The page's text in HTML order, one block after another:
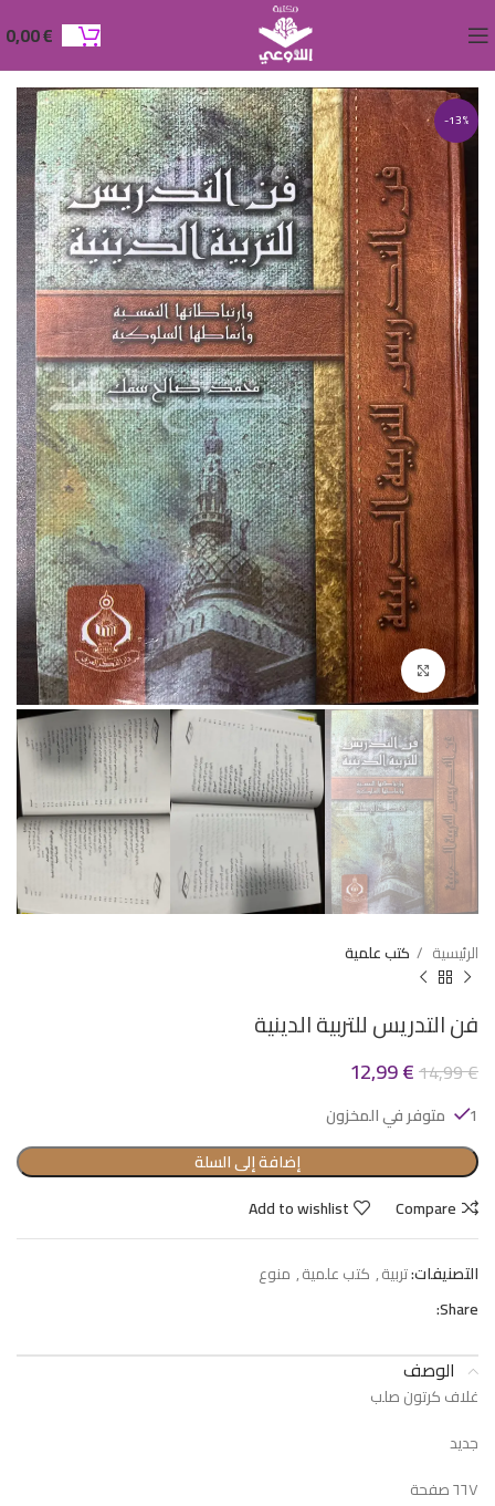
0,00€
-13%
Click to enlarge
الرئيسية كتب علمية
فن التدريس للتربية الدينية
14,99€
12,99€
1 متوفر في المخزون
إضافة إلى السلة
Compare
Add to wishlist
التصنيفات:تربية, كتب علمية, منوع
Share:
الوصف
غلاف كرتون صلب
جديد
٦٦٧ صفحة